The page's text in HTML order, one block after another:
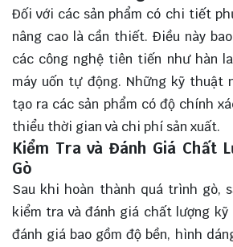
Đối với các sản phẩm có chi tiết
nâng cao là cần thiết. Điều này
các công nghệ tiên tiến như hàn
máy uốn tự động. Những kỹ thuật
tạo ra các sản phẩm có độ chính
thiểu thời gian và chi phí sản xuất.
Kiểm Tra và Đánh Giá Chất
Gò
Sau khi hoàn thành quá trình gò,
kiểm tra và đánh giá chất lượng
đánh giá bao gồm độ bền, hình